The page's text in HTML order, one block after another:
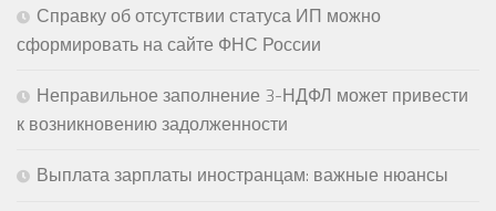
Справку об отсутствии статуса ИП можно
сформировать на сайте ФНС России
Неправильное заполнение 3-НДФЛ может привести
к возникновению задолженности
Выплата зарплаты иностранцам: важные нюансы